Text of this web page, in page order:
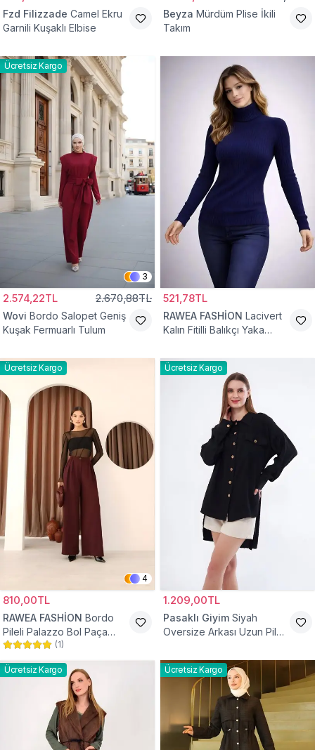
Fzd Filizzade Camel Ekru
Garnili Kuşaklı Elbise
Beyza Mürdüm Plise İkili
Takım
Ücretsiz Kargo
3
2.574,22TL 2.670,88TL
Wovi Bordo Salopet Geniş
Kuşak Fermuarlı Tulum
521,78TL
RAWEA FASHİON Lacivert
Kalın Fitilli Balıkçı Yaka
Ücretsiz Kargo
4
810,00TL
RAWEA FASHİON Bordo
Pileli Palazzo Bol Paça
Yüksek Bel Tesettür
Pantolon
(1)
Ücretsiz Kargo
1.209,00TL
Pasaklı Giyim Siyah
Oversize Arkası Uzun Pileli
Ücretsiz Kargo Ücretsiz Kargo